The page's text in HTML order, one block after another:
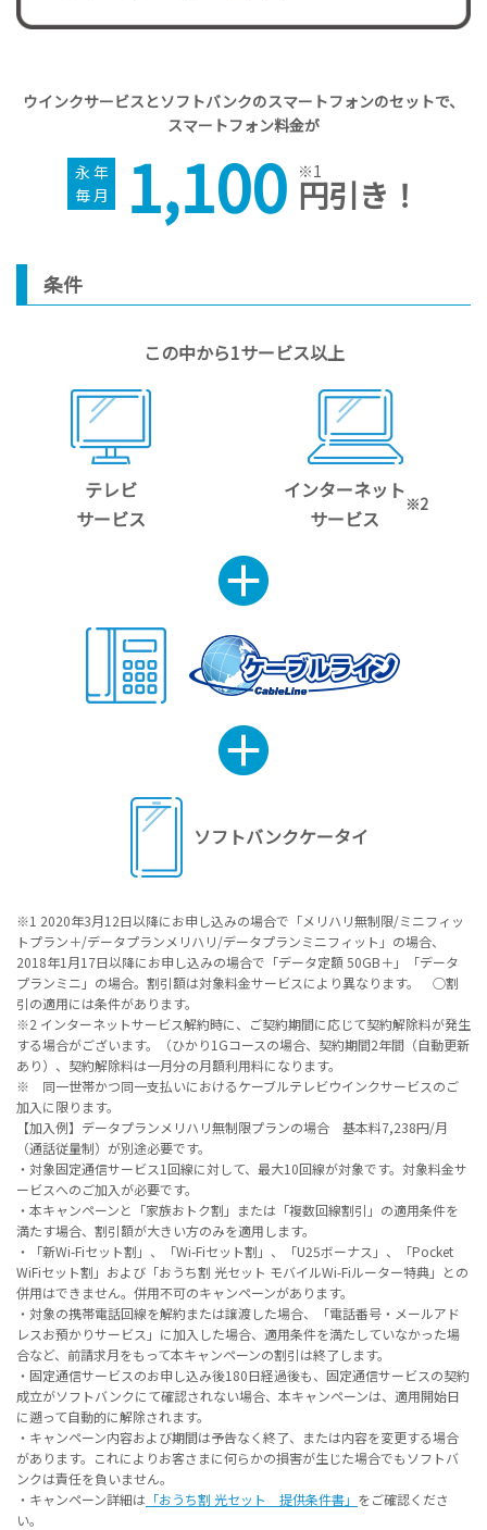
ウインクサービスとソフトバンクのスマートフォンのセットで、
スマートフォン料金が
永年
毎月
1,100 ※1
円引き！
条件
この中から1サービス以上
テレビ
サービス
インターネット
サービス
※2
ソフトバンクケータイ
※1 2020年3月12日以降にお申し込みの場合で「メリハリ無制限/ミニフィッ
トプラン＋/データプランメリハリ/データプランミニフィット」の場合、
2018年1月17日以降にお申し込みの場合で「データ定額 50GB＋」「データ
プランミニ」の場合。割引額は対象料金サービスにより異なります。 ○割
引の適用には条件があります。
※2 インターネットサービス解約時に、ご契約期間に応じて契約解除料が発生
する場合がございます。（ひかり1Gコースの場合、契約期間2年間（自動更新
あり）、契約解除料は一月分の月額利用料になります。
※ 同一世帯かつ同一支払いにおけるケーブルテレビウインクサービスのご
加入に限ります。
【加入例】データプランメリハリ無制限プランの場合 基本料7,238円/月
（通話従量制）が別途必要です。
・対象固定通信サービス1回線に対して、最大10回線が対象です。対象料金サ
ービスへのご加入が必要です。
・本キャンペーンと「家族おトク割」または「複数回線割引」の適用条件を
満たす場合、割引額が大きい方のみを適用します。
・「新Wi-Fiセット割」、「Wi-Fiセット割」、「U25ボーナス」、「Pocket
WiFiセット割」および「おうち割 光セット モバイルWi-Fiルーター特典」との
併用はできません。併用不可のキャンペーンがあります。
・対象の携帯電話回線を解約または譲渡した場合、「電話番号・メールアド
レスお預かりサービス」に加入した場合、適用条件を満たしていなかった場
合など、前請求月をもって本キャンペーンの割引は終了します。
・固定通信サービスのお申し込み後180日経過後も、固定通信サービスの契約
成立がソフトバンクにて確認されない場合、本キャンペーンは、適用開始日
に遡って自動的に解除されます。
・キャンペーン内容および期間は予告なく終了、または内容を変更する場合
があります。これによりお客さまに何らかの損害が生じた場合でもソフトバ
ンクは責任を負いません。
・キャンペーン詳細は 「おうち割 光セット 提供条件書」 をご確認くださ
い。